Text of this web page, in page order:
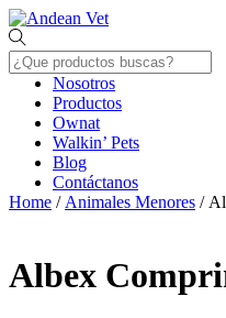
Skip
to
content
Menu
Nosotros
Productos
Ownat
Walkin’ Pets
Blog
Contáctanos
Close
Home / Animales Menores /
Albex